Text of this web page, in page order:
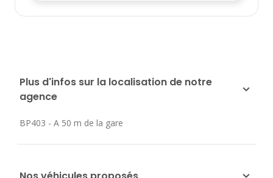
Plus d'infos sur la localisation de notre
agence
BP403 - A 50 m de la gare